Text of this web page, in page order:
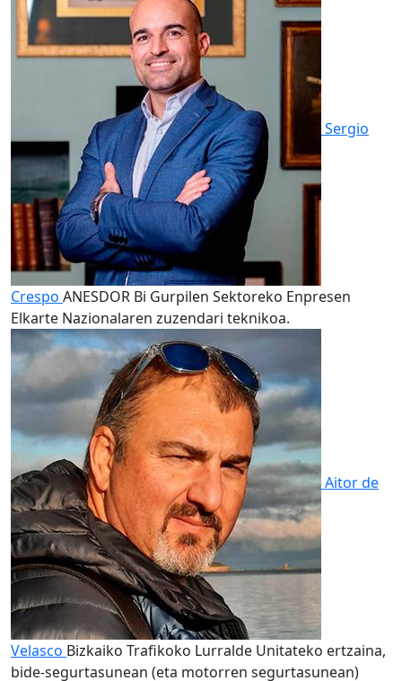
Sergio
Crespo ANESDOR Bi Gurpilen Sektoreko Enpresen
Elkarte Nazionalaren zuzendari teknikoa.
Aitor de
Velasco Bizkaiko Trafikoko Lurralde Unitateko ertzaina,
bide-segurtasunean (eta motorren segurtasunean)